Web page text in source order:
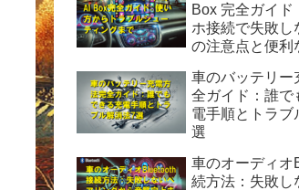
Box 完全ガイド
ホ接続で失敗し
の注意点と便利
車のバッテリー
全ガイド：誰で
電手順とトラブ
選
車のオーディオ
続方法：失敗し